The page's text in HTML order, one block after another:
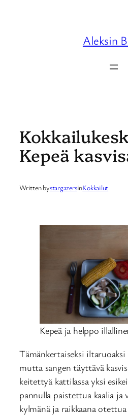
Aleksin
Kepeä
Written bystargazersinKokkailut
Kepeä ja helppo
Tämänkertaiseksi
mutta sangen täyttävä
keitettyä kattilassa yksi
pannulla paistettua kaalia ja
kylmänä ja raikkaana